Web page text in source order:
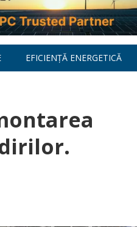
EFICIENȚĂ ENERGETICĂ